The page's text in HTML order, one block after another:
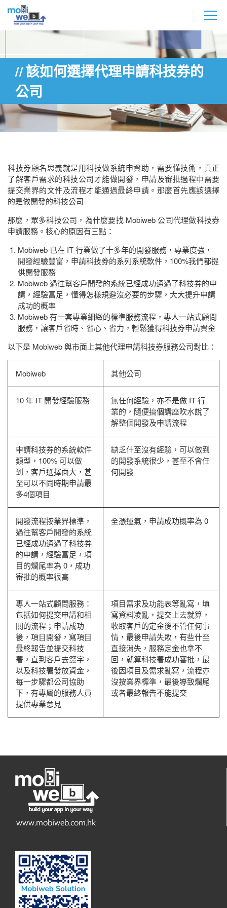
該如何選擇代理申請科技券的
公司
科技券顧名思義就是用科技做系統申資助，需要懂技術，真正
了解客戶需求的科技公司才能做開發，申請及審批過程中需要
提交業界的文件及流程才能通過最終申請。那麼首先應該選擇
的是做開發的科技公司
那麼，眾多科技公司，為什麼要找 Mobiweb 公司代理做科技券
申請服務。核心的原因有三點：
Mobiweb 已在 IT 行業做了十多年的開發服務，專業度強，
開發經驗豐富，申請科技券的系列系統軟件，100%我們都提
供開發服務
Mobiweb 過往幫客戶開發的系統已經成功通過了科技券的申
請，經驗富足，懂得怎樣規避沒必要的步驟，大大提升申請
成功的概率
Mobiweb 有一套專業細緻的標準服務流程，專人一站式顧問
服務，讓客戶省時、省心、省力，輕鬆獲得科技券申請資金
以下是 Mobiweb 與市面上其他代理申請科技券服務公司對比：
Mobiweb 其他公司
10 年 IT 開發經驗服務
無任何經驗，亦不是做 IT 行
業的，隨便搞個講座吹水說了
解整個開發及申請流程
申請科技券的系統軟件
類型，100% 可以做
到，客戶選擇面大，甚
至可以不同時期申請最
多4個項目
缺乏什至沒有經驗，可以做到
的開發系統很少，甚至不會任
何開發
開發流程按業界標準，
過往幫客戶開發的系統
已經成功通過了科技券
的申請，經驗富足，項
目的爛尾率為 0，成功
審批的概率很高
全憑運氣，申請成功概率為 0
專人一站式顧問服務：
包括如何提交申請和相
關的流程；申請成功
後，項目開發，寫項目
最終報告並提交科技
署，直到客戶去簽字，
以及科技署發放資金，
每一步驟都公司協助
下，有專屬的服務人員
提供專業意見
項目需求及功能表等亂寫，填
寫資料凌亂，提交上去就算，
收取客戶的定金後不管任何事
情，最後申請失敗，有些什至
直接消失，服務定金也拿不
回，就算科技署成功審批，最
後因項目及需求亂寫，流程亦
沒按業界標準，最後導致爛尾
或者最終報告不能提交